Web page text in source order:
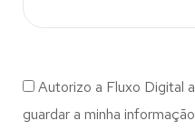
Autorizo a Fluxo Digital a
guardar a minha informação